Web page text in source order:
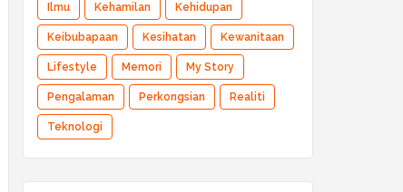
Ilmu Kehamilan Kehidupan
Keibubapaan Kesihatan Kewanitaan
Lifestyle Memori My Story
Pengalaman Perkongsian Realiti
Teknologi